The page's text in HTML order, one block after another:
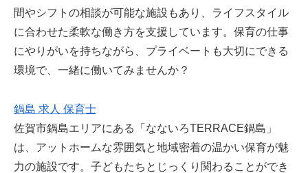
間やシフトの相談が可能な施設もあり、ライフスタイル
に合わせた柔軟な働き方を支援しています。保育の仕事
にやりがいを持ちながら、プライベートも大切にできる
環境で、一緒に働いてみませんか？
鍋島 求人 保育士
佐賀市鍋島エリアにある「なないろTERRACE鍋島」
は、アットホームな雰囲気と地域密着の温かい保育が魅
力の施設です。子どもたちとじっくり関わることができ